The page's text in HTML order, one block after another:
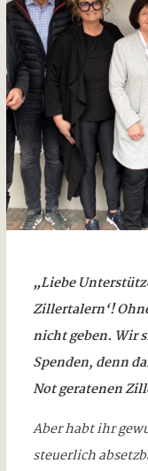
„Liebe
Zillertalern‘!
nicht geben. Wir
Spenden, denn
Not geratenen
Aber habt ihr
steuerlich